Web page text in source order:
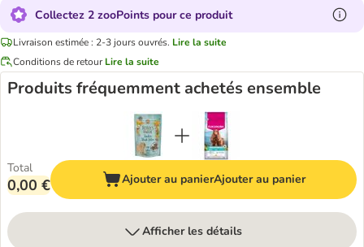
Collectez 2 zooPoints pour ce produit
Livraison estimée : 2-3 jours ouvrés. Lire la suite
Conditions de retour Lire la suite
Produits fréquemment achetés ensemble
Total
0,00 € Ajouter au panierAjouter au panier
Afficher les détails